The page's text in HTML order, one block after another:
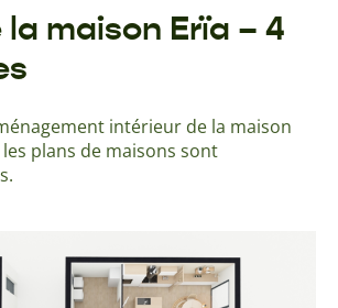
la maison Erïa – 4
intérieur de la maison
les plans de maisons sont